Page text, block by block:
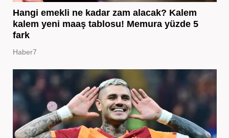
Hangi emekli ne kadar zam alacak? Kalem
kalem yeni maaş tablosu! Memura yüzde 5
fark
Haber7